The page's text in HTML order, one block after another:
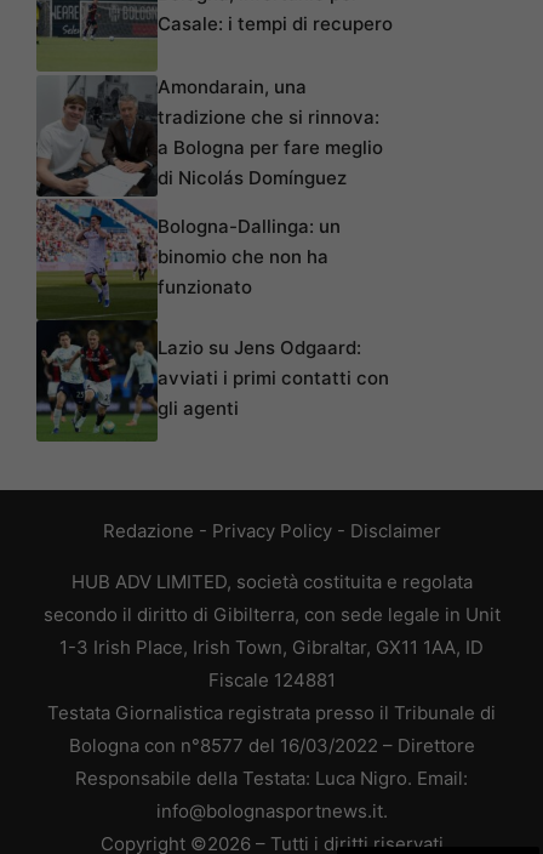
Casale: i tempi di recupero
Amondarain, una
tradizione che si rinnova:
a Bologna per fare meglio
di Nicolás Domínguez
Bologna-Dallinga: un
binomio che non ha
funzionato
Lazio su Jens Odgaard:
avviati i primi contatti con
gli agenti
Redazione - Privacy Policy- Disclaimer
HUB ADV LIMITED, società costituita e regolata
secondo il diritto di Gibilterra, con sede legale in Unit
1-3 Irish Place, Irish Town, Gibraltar, GX11 1AA, ID
Fiscale 124881
Testata Giornalistica registrata presso il Tribunale di
Bologna con n°8577 del 16/03/2022 – Direttore
Responsabile della Testata: Luca Nigro. Email:
info@bolognasportnews.it.
Copyright ©2026 – Tutti i diritti riservati